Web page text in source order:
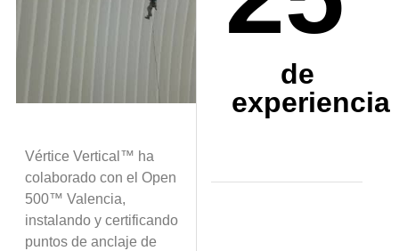
Vértice Vertical ™ ha
colaborado con el Open
500™ Valencia,
instalando y certificando
puntos de anclaje de
de
experiencia